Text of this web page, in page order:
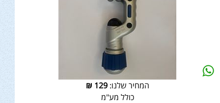
המחיר שלנו:129
₪
כולל מע"מ